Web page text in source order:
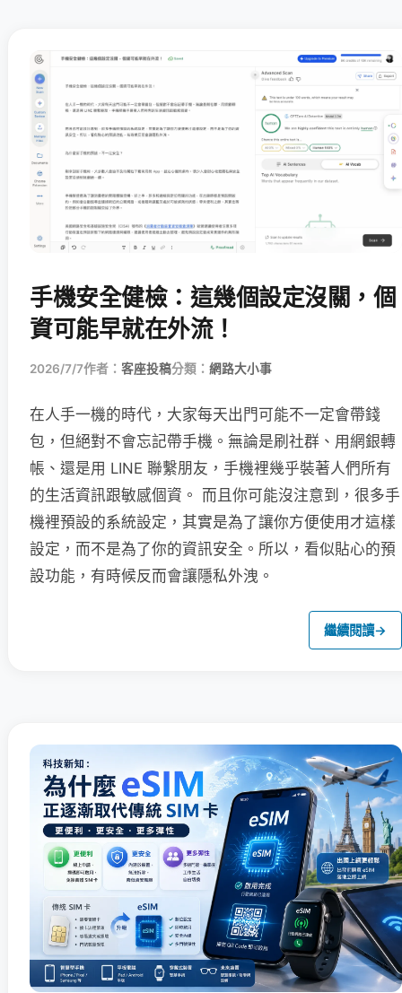
手機安全健檢：這幾個設定沒關，個
資可能早就在外流！
2026/7/7作者： 客座投稿分類： 網路大小事
在人手一機的時代，大家每天出門可能不一定會帶錢
包，但絕對不會忘記帶手機。無論是刷社群、用網銀轉
帳、還是用 LINE 聯繫朋友，手機裡幾乎裝著人們所有
的生活資訊跟敏感個資。 而且你可能沒注意到，很多手
機裡預設的系統設定，其實是為了讓你方便使用才這樣
設定，而不是為了你的資訊安全。所以，看似貼心的預
設功能，有時候反而會讓隱私外洩。
繼續閱讀→